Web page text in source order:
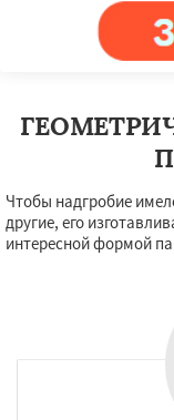
Чтобы надгробие
другие, его
интересной формой